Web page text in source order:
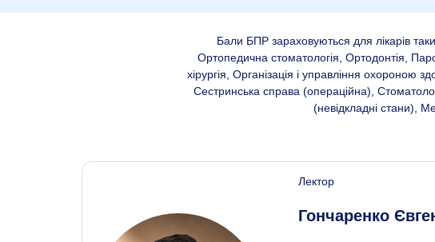
Бали БПР зараховуються для лікарів
Ортопедична стоматологія, Ортодонтія,
хірургія, Організація і управління охороною
Сестринська справа (операційна),
(невідкладні стани),
Лектор
Гончаренко